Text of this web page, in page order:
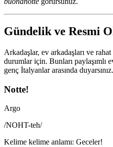
Gündelik ve Resmi
Arkadaşlar, ev arkadaşları ve
durumlar için. Bunları paylaşımlı
genç İtalyanlar arasında duyarsınız.
Notte!
Argo
/NOHT-teh/
Kelime kelime anlamı: Geceler!